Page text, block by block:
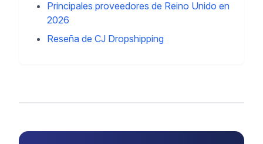
Principales proveedores de Reino Unido en
2026
Reseña de CJ Dropshipping